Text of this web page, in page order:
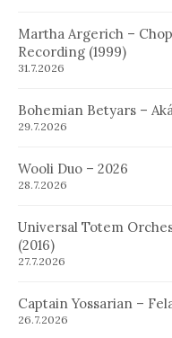
Martha Argerich –
Recording (1999)
31.7.2026
Bohemian Betyars –
29.7.2026
Wooli Duo – 2026
28.7.2026
Universal Totem
(2016)
27.7.2026
Captain Yossarian –
26.7.2026